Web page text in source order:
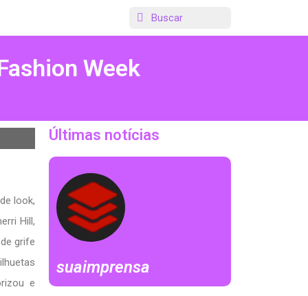
Week
look,
Hill,
grife
e
Últimas notícias
suaimprensa